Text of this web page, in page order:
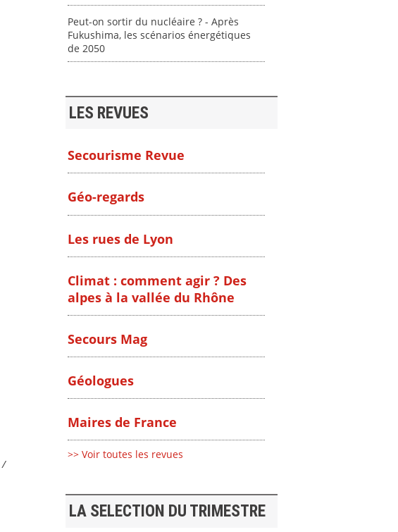
/
Peut-on sortir du nucléaire ? - Après
Fukushima, les scénarios énergétiques
de 2050
LES REVUES
Secourisme Revue
Géo-regards
Les rues de Lyon
Climat : comment agir ? Des
alpes à la vallée du Rhône
Secours Mag
Géologues
Maires de France
>> Voir toutes les revues
LA SELECTION DU TRIMESTRE